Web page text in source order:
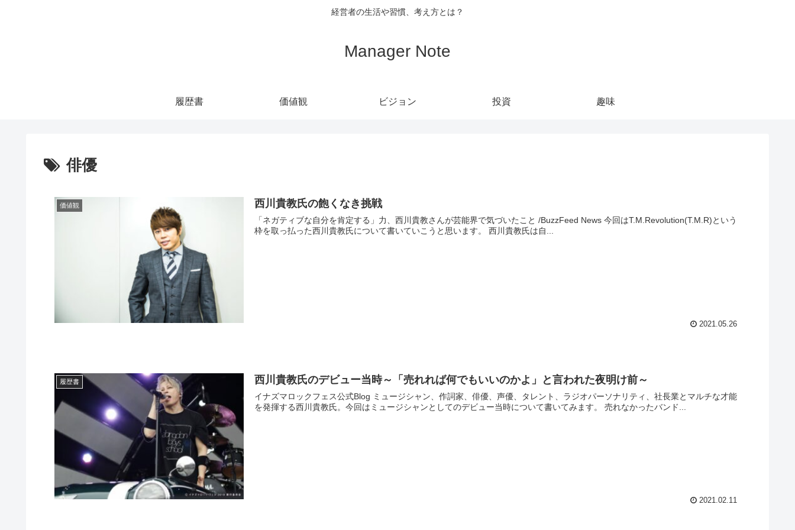
経営者の生活や習慣、考え方とは？
Manager Note
履歴書 価値観 ビジョン 投資 趣味
俳優
価値観 西川貴教氏の飽くなき挑戦
「ネガティブな自分を肯定する」力、西川貴教さんが芸能界で気づいたこと /BuzzFeed News 今回はT.M.Revolution(T.M.R)という
枠を取っ払った西川貴教氏について書いていこうと思います。 西川貴教氏は自...
2021.05.26
履歴書 西川貴教氏のデビュー当時～「売れれば何でもいいのかよ」と言われた夜明け前～
イナズマロックフェス公式Blog ミュージシャン、作詞家、俳優、声優、タレント、ラジオパーソナリティ、社長業とマルチな才能
を発揮する西川貴教氏。今回はミュージシャンとしてのデビュー当時について書いてみます。 売れなかったバンド...
2021.02.11